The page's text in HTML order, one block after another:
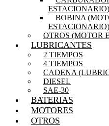
ESTACIONARIO)
BOBINA
ESTACIONARIO)
OTROS (MOTOR
LUBRICANTES
2 TIEMPOS
4 TIEMPOS
CADENA
DIESEL
SAE-30
BATERIAS
MOTORES
OTROS